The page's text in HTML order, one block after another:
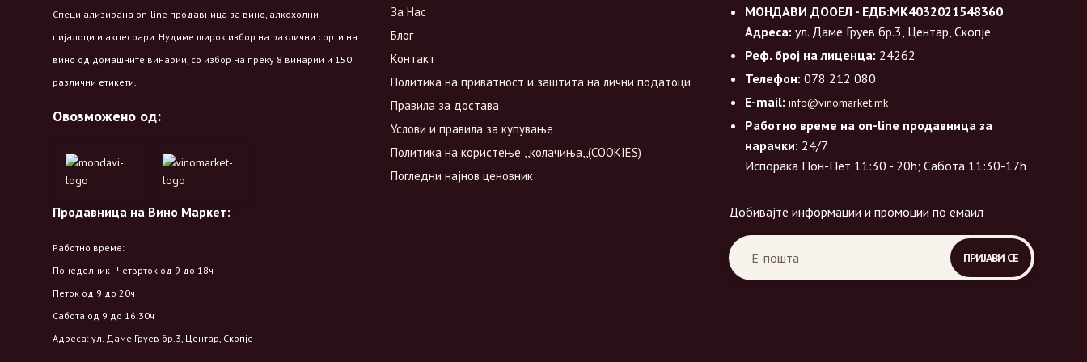
Специјализирана on-line продавница за вино, алкохолни
пијалоци и акцесоари. Нудиме широк избор на различни сорти на
вино од домашните винарии, со избор на преку 8 винарии и 150
различни етикети.
Овозможено од:
Продавница на Вино Маркет:
Работно време:
Понеделник - Четврток од 9 до 18ч
Петок од 9 до 20ч
Сабота од 9 до 16:30ч
Адреса: ул. Даме Груев бр.3, Центар, Скопје
За Нас
Блог
Контакт
Политика на приватност и заштита на лични податоци
Правила за достава
Услови и правила за купување
Политика на користење ,,колачиња,,(COOKIES)
Погледни најнов ценовник
МОНДАВИ ДООЕЛ - ЕДБ:МК4032021548360
Адреса: ул. Даме Груев бр.3, Центар, Скопје
Реф. број на лиценца: 24262
Телефон: 078 212 080
E-mail: info@vinomarket.mk
Работно време на on-line продавница за
нарачки: 24/7
Испорака Пон-Пет 11:30 - 20h; Сабота 11:30-17h
Добивајте информации и промоции по емаил